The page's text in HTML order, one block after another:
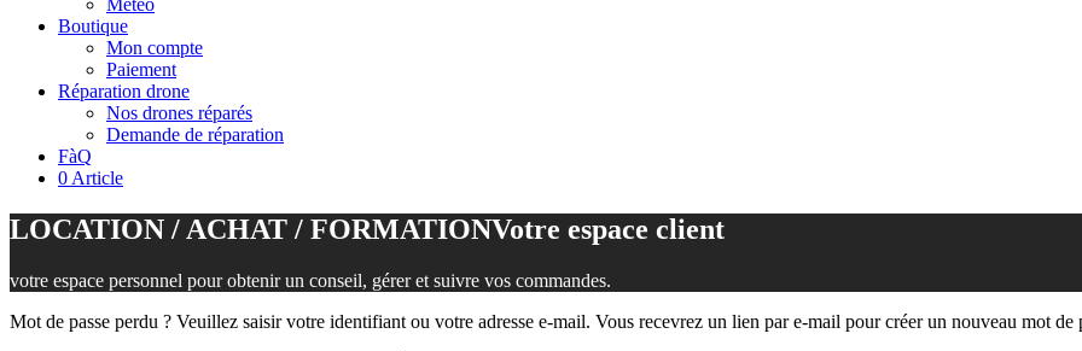
Météo
Boutique
Mon compte
Paiement
Réparation drone
Nos drones réparés
Demande de réparation
FàQ
0 Article
LOCATION / ACHAT / FORMATIONVotre espace client
votre espace personnel pour obtenir un conseil, gérer et suivre vos commandes.
Mot de passe perdu ? Veuillez saisir votre identifiant ou votre adresse e-mail. Vous recevrez un lien par e-mail pour créer un nouveau mot de